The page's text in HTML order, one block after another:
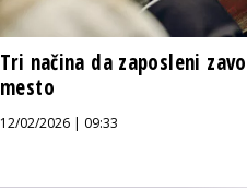
Tri načina da zaposleni
mesto
12/02/2026 | 09:33